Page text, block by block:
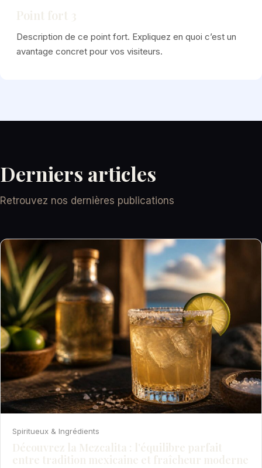
Point fort 3
Description de ce point fort. Expliquez en quoi c’est un
avantage concret pour vos visiteurs.
Derniers articles
Retrouvez nos dernières publications
Spiritueux & Ingrédients
Découvrez la Mezcalita : l’équilibre parfait
entre tradition mexicaine et fraîcheur moderne